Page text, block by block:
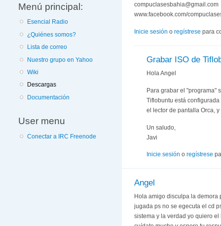
Menú principal:
Esencial Radio
¿Quiénes somos?
Lista de correo
Nuestro grupo en Yahoo
Wiki
Descargas
Documentación
User menu
Conectar a IRC Freenode
compuclasesbahia@gmail.com
www.facebook.com/
Inicie sesión o regístrese para
Grabar ISO de
Hola Angel
Para grabar el "programa"
Tiflobuntu está
el lector de pantalla Orca,
Un saludo,
Javi
Inicie sesión o regístrese
Angel
Hola amigo disculpa la demora
jugada ps no se egecuta el cd
sistema y la verdad yo quiero